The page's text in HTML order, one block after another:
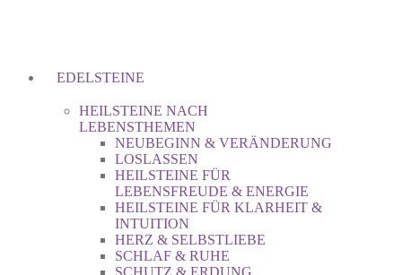
EDELSTEINE
HEILSTEINE NACH
LEBENSTHEMEN
NEUBEGINN & VERÄNDERUNG
LOSLASSEN
HEILSTEINE FÜR
LEBENSFREUDE & ENERGIE
HEILSTEINE FÜR KLARHEIT &
INTUITION
HERZ & SELBSTLIEBE
SCHLAF & RUHE
SCHUTZ & ERDUNG